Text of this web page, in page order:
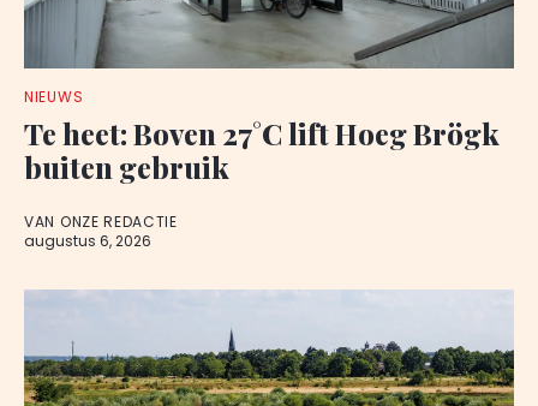
NIEUWS
Te heet: Boven 27°C lift Hoeg Brögk
buiten gebruik
VAN ONZE REDACTIE
augustus 6, 2026